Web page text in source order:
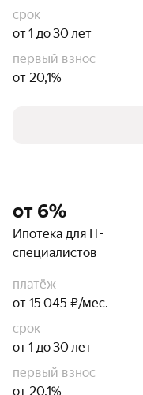
срок
от 1 до 30 лет
первый взнос
от 20,1%
от 6%
Ипотека для IT-
специалистов
платёж
от 15 045 ₽/мес.
срок
от 1 до 30 лет
первый взнос
от 20,1%